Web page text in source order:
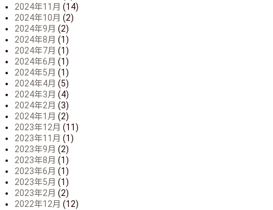
2024年11月 (14)
2024年10月 (2)
2024年9月 (2)
2024年8月 (1)
2024年7月 (1)
2024年6月 (1)
2024年5月 (1)
2024年4月 (5)
2024年3月 (4)
2024年2月 (3)
2024年1月 (2)
2023年12月 (11)
2023年11月 (1)
2023年9月 (2)
2023年8月 (1)
2023年6月 (1)
2023年5月 (1)
2023年2月 (2)
2022年12月 (12)